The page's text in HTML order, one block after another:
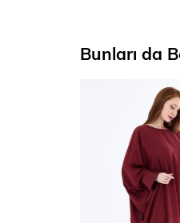
Bunları da